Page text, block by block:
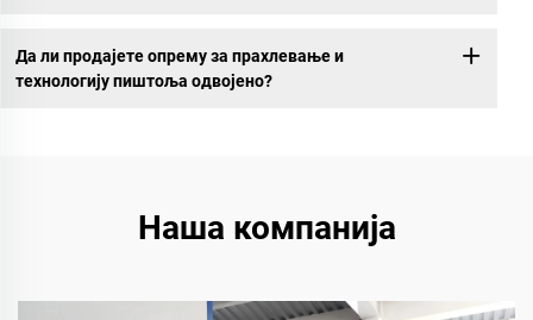
Да ли продајете опрему за прахлевање и
технологију пиштоља одвојено?
Наша компанија